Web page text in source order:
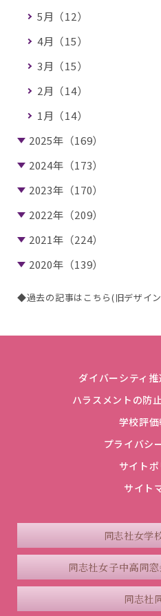
5月（12）
4月（15）
3月（15）
2月（14）
1月（14）
2025年（169）
2024年（173）
2023年（170）
2022年（209）
2021年（224）
2020年（139）
◆過去の記事はこちら(旧デザイ
ダイバーシティ
ハラスメントの防
学校評
プライバシ
サイト
サイト
同志社女学
同志社女子中高同窓
同志社